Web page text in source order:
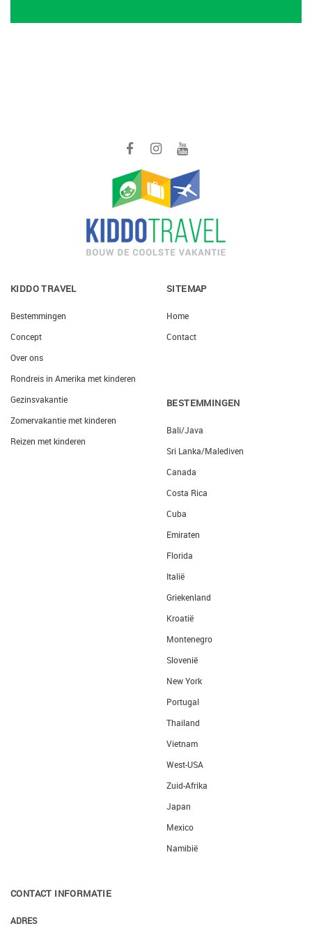
KIDDO TRAVEL
Bestemmingen
Concept
Over ons
Rondreis in Amerika met kinderen
Gezinsvakantie
Zomervakantie met kinderen
Reizen met kinderen
SITEMAP
Home
Contact
BESTEMMINGEN
Bali/Java
Sri Lanka/Malediven
Canada
Costa Rica
Cuba
Emiraten
Florida
Italië
Griekenland
Kroatië
Montenegro
Slovenië
New York
Portugal
Thailand
Vietnam
West-USA
Zuid-Afrika
Japan
Mexico
Namibië
CONTACT INFORMATIE
ADRES